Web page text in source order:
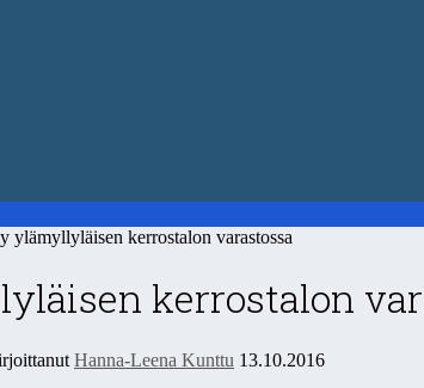
kerrostalon varastossa
kerrostalon
Hanna-Leena Kunttu 13.10.2016